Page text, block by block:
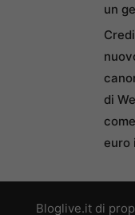
un
di
euro
Bloglive.it di